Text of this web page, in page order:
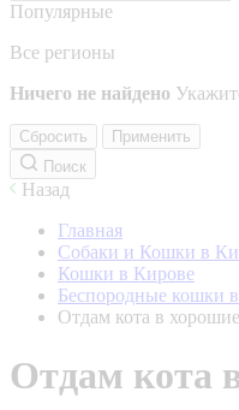
Популярные
Все регионы
Ничего не найдено
Сбросить
Применить
Поиск
Назад
Главная
Собаки и Кошки в
Кошки в Кирове
Беспородные кошки
Отдам кота в
Отдам кота